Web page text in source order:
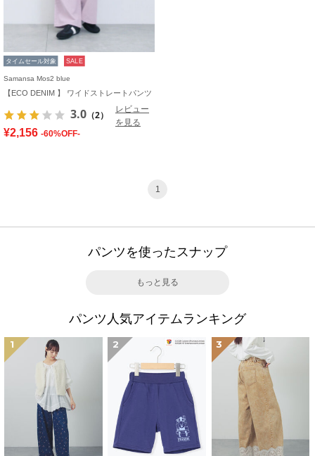
タイムセール対象 SALE
Samansa Mos2 blue
【ECO DENIM 】 ワイドストレートパンツ
3.0 （2）
レビュー
を見る
¥2,156 -60%OFF-
1
パンツを使ったスナップ
もっと見る
パンツ人気アイテムランキング
1 2 3